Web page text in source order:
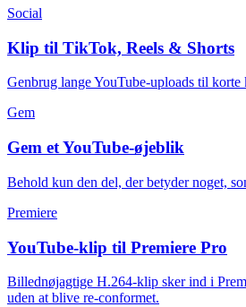
Social
Klip til TikTok, Reels & Shorts
Genbrug lange YouTube-uploads til korte
Gem
Gem et YouTube-øjeblik
Behold kun den del, der betyder noget,
Premiere
YouTube-klip til Premiere Pro
Billednøjagtige H.264-klip sker ind i
uden at blive re-conformet.